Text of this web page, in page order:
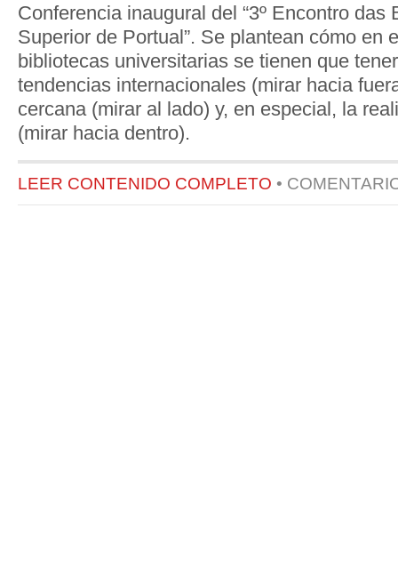
Conferencia inaugural del “3º Encontro das
Superior de Portual”. Se plantean cómo en
bibliotecas universitarias se tienen que
tendencias internacionales (mirar hacia
cercana (mirar al lado) y, en especial, la
(mirar hacia dentro).
LEER CONTENIDO COMPLETO •